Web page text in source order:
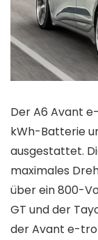
Der A6 Avant
kWh-Batterie
ausgestattet.
maximales
über ein 800-
GT und der
der Avant e-